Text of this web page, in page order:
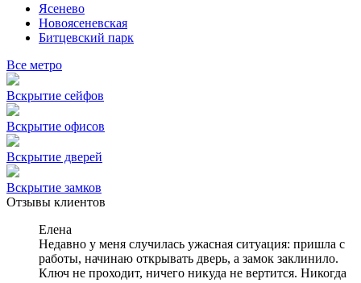
Ясенево
Новоясеневская
Битцевский парк
Все метро
Вскрытие сейфов
Вскрытие офисов
Вскрытие дверей
Вскрытие замков
Отзывы клиентов
Елена
Недавно у меня случилась ужасная ситуация: пришла с
работы, начинаю открывать дверь, а замок заклинило.
Ключ не проходит, ничего никуда не вертится. Никогда